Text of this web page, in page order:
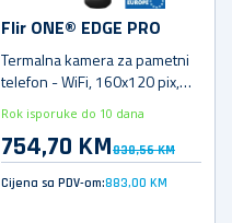
Flir ONE® EDGE PRO
Termalna kamera za pametni
telefon - WiFi, 160x120 pix,
<0,07°C, -20°C do +400°C
Rok isporuke do 10 dana
754,70 KM838,56 KM
Cijena sa PDV-om:883,00 KM